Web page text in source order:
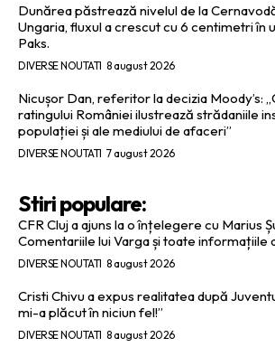
Dunărea păstrează nivelul de la
Ungaria, fluxul a crescut cu 6 centimetri în
Paks.
DIVERSE NOUTATI 8 august 2026
Nicușor Dan, referitor la decizia Moody’s:
ratingului României ilustrează strădaniile
populației și ale mediului de afaceri”
DIVERSE NOUTATI 7 august 2026
Stiri populare:
CFR Cluj a ajuns la o înțelegere cu Marius
Comentariile lui Varga și toate informațiile
DIVERSE NOUTATI 8 august 2026
Cristi Chivu a expus realitatea după
mi-a plăcut în niciun fel!”
DIVERSE NOUTATI 8 august 2026